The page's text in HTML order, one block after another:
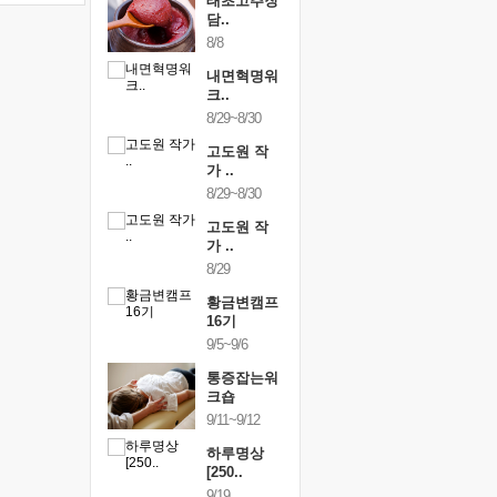
담..
8/8
내면혁명워
크..
8/29~8/30
고도원 작
가 ..
8/29~8/30
고도원 작
가 ..
8/29
황금변캠프
16기
9/5~9/6
통증잡는워
크숍
9/11~9/12
하루명상
[250..